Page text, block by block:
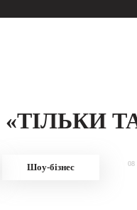
«ТІЛЬКИ
Шоу-бізнес 08